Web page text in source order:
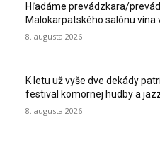
Hľadáme prevádzkara/
Malokarpatského salónu vína
8. augusta 2026
K letu už vyše dve dekády
festival komornej hudby a
8. augusta 2026